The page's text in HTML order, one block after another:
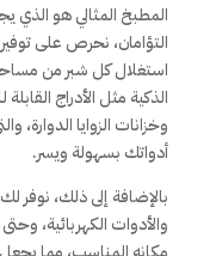
المطبخ المثالي هو الذي
التؤامان، نحرص على
استغلال كل شبر من
الذكية مثل الأدراج
وخزانات الزوايا
أدواتك بسهولة ويسر.
بالإضافة إلى ذلك، نوفر
والأدوات الكهربائية،